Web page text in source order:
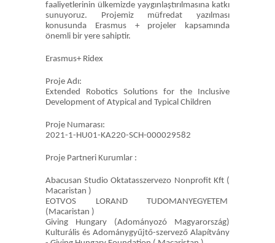
faaliyetlerinin ülkemizde yaygınlaştırılmasına katkı
sunuyoruz. Projemiz müfredat yazılması
konusunda Erasmus + projeler kapsamında
önemli bir yere sahiptir.
Erasmus+ Ridex
Proje Adı:
Extended Robotics Solutions for the Inclusive
Development of Atypical and Typical Children
Proje Numarası:
2021-1-HU01-KA220-SCH-000029582
Proje Partneri Kurumlar :
Abacusan Studio Oktatasszervezo Nonprofit Kft (
Macaristan )
EOTVOS LORAND TUDOMANYEGYETEM
(Macaristan )
Giving Hungary (Adományozó Magyarország)
Kulturális és Adománygyűjtő-szervező Alapítvány